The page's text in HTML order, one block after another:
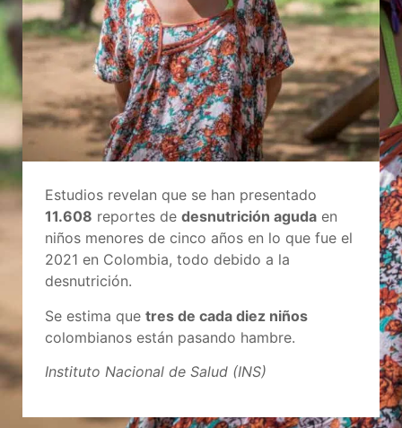
Estudios revelan que se han presentado
11.608 reportes de desnutrición aguda en
niños menores de cinco años en lo que fue el
2021 en Colombia, todo debido a la
desnutrición.
Se estima que tres de cada diez niños
colombianos están pasando hambre.
Instituto Nacional de Salud (INS)